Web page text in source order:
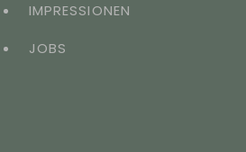
IMPRESSIONEN
JOBS